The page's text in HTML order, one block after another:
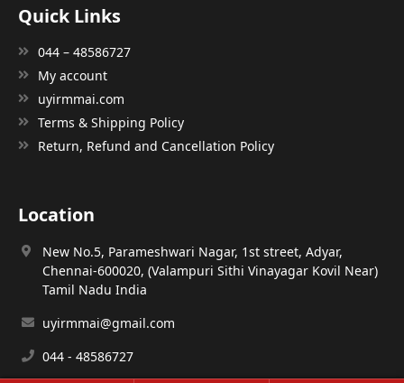
Quick Links
044 – 48586727
My account
uyirmmai.com
Terms & Shipping Policy
Return, Refund and Cancellation Policy
Location
New No.5, Parameshwari Nagar, 1st street, Adyar,
Chennai-600020, (Valampuri Sithi Vinayagar Kovil Near)
Tamil Nadu India
uyirmmai@gmail.com
044 - 48586727